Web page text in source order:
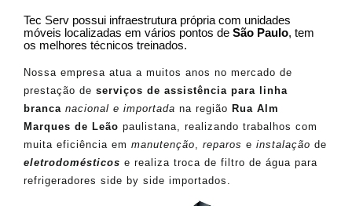
Tec Serv possui infraestrutura própria com unidades
móveis localizadas em vários pontos de São Paulo, tem
os melhores técnicos treinados.
Nossa empresa atua a muitos anos no mercado de
prestação de serviços de assistência para linha
branca nacional e importada na região Rua Alm
Marques de Leão paulistana, realizando trabalhos com
muita eficiência em manutenção, reparos e instalação de
eletrodomésticos e realiza troca de filtro de água para
refrigeradores side by side importados.